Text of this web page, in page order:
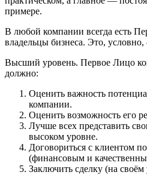
примере.
В любой компании всегда есть
владельцы бизнеса. Это,
Высший уровень. Первое Лицо
должно:
Оценить важность
компании.
Оценить возможность его
Лучше всех представить
высоком уровне.
Договориться с клиентом
(финансовым и
Заключить сделку (на своём